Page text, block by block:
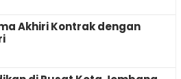
Akhiri Kontrak dengan